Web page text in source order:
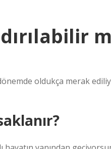
oldukça merak